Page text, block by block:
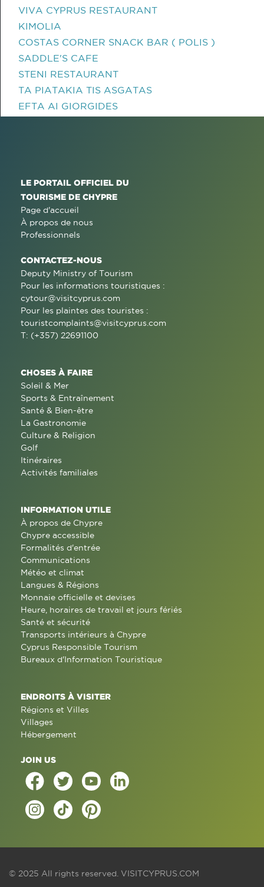
VIVA CYPRUS RESTAURANT
KIMOLIA
COSTAS CORNER SNACK BAR ( POLIS )
SADDLE'S CAFE
STENI RESTAURANT
TA PIATAKIA TIS ASGATAS
EFTA AI GIORGIDES
LE PORTAIL OFFICIEL DU
TOURISME DE CHYPRE
Page d'accueil
À propos de nous
Professionnels
CONTACTEZ-NOUS
Deputy Ministry of Tourism
Pour les informations touristiques :
cytour@visitcyprus.com
Pour les plaintes des touristes :
touristcomplaints@visitcyprus.com
T: (+357) 22691100
CHOSES À FAIRE
Soleil & Mer
Sports & Entraînement
Santé & Bien-être
La Gastronomie
Culture & Religion
Golf
Itinéraires
Activités familiales
INFORMATION UTILE
À propos de Chypre
Chypre accessible
Formalités d'entrée
Communications
Météo et climat
Langues & Régions
Monnaie officielle et devises
Heure, horaires de travail et jours fériés
Santé et sécurité
Transports intérieurs à Chypre
Cyprus Responsible Tourism
Bureaux d'Information Touristique
ENDROITS À VISITER
Régions et Villes
Villages
Hébergement
JOIN US
© 2025 All rights reserved. VISITCYPRUS.COM